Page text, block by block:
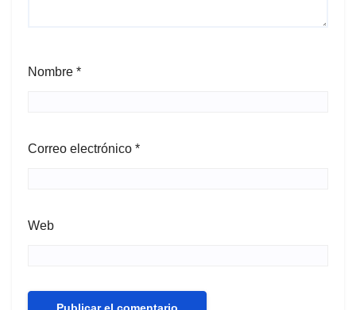
Nombre *
Correo electrónico *
Web